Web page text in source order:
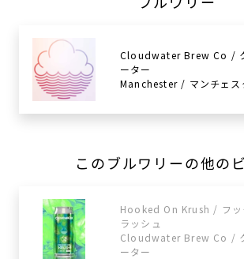
Cloudwater Brew Co /
ーター
Manchester / マンチェス
このブルワリーの他の
Hooked On Krush / フッ
ラッシュ
Cloudwater Brew Co /
ーター